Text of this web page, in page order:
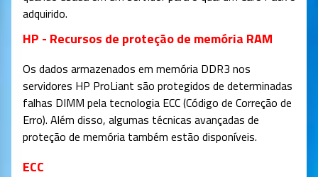
adquirido.
HP - Recursos de proteção de memória RAM
Os dados armazenados em memória DDR3 nos
servidores HP ProLiant são protegidos de determinadas
falhas DIMM pela tecnologia ECC (Código de Correção de
Erro). Além disso, algumas técnicas avançadas de
proteção de memória também estão disponíveis.
ECC